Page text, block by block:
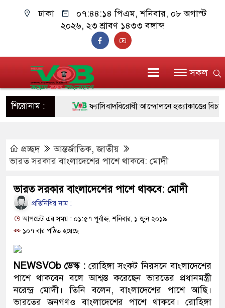
ঢাকা ০৭:৪৪:১৫ পিএম, শনিবার, ০৮ অগাস্ট
২০২৬, ২৩ শ্রাবণ ১৪৩৩ বঙ্গাব্দ
সকল
শিরোনাম : ফ্যাসিবাদবিরোধী আন্দোলনে হত্যাকাণ্ডের বিচার হবে
মাননীয় প্রধানমন্ত্রী, মন্ত্রীবর্গ ও সরকারের
উদ্ধার
প্রধানমন্ত্রী
মাদক কারবারি গ্রেফতার
২৮ লাখ টাকার জাল নোটসহ দুইজনকে গ্রেফতার
প্রচ্ছদ আন্তর্জাতিক,জাতীয়
ভারত সরকার বাংলাদেশের পাশে থাকবে: মোদী
ভারত সরকার বাংলাদেশের পাশে থাকবে: মোদী
প্রতিনিধির নাম :
আপডেট এর সময় : ০১:৫৭ পূর্বাহ্ন, শনিবার, ১ জুন ২০১৯
১০৭ বার পঠিত হয়েছে
NEWSVOb ডেস্ক :রোহিঙ্গা সংকট নিরসনে বাংলাদেশের
পাশে থাকবেন বলে আশ্বস্ত করেছেন ভারতের প্রধানমন্ত্রী
নরেন্দ্র মোদী। তিনি বলেন, বাংলাদেশের পাশে আছি।
ভারতের জনগণও বাংলাদেশের পাশে থাকবে। রোহিঙ্গা